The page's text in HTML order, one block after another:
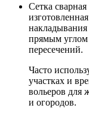
Сетка
прямым углом
пересечений.
Часто
участках и
вольеров для
и огородов.